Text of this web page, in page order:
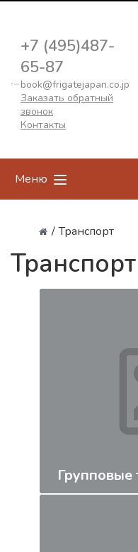
+7 (495)487-
65-87
book@frigatejapan.co.jp
Заказать обратный
звонок
Контакты
Меню
/ Транспорт
Транспорт